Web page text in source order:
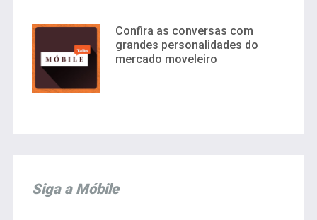
Confira as conversas com
grandes personalidades do
mercado moveleiro
Siga a Móbile